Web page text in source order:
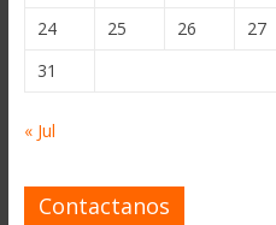
24
25 26 27
31
« Jul
Contactanos